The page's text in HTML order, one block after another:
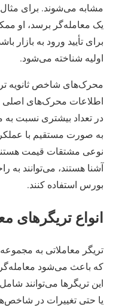
مشابه می‌شوند. برای
یک معامله‌گر برسد، او
برای تأیید ورود به
اولیه شناخته می‌شود.
محرک‌های شاخص ثانویه
اطلاعات محرک‌های اصلی
در تعداد بیشتری نسبت
به صورت مستقیم با
نوعی مشتقات قیمت
آشنا هستند، می‌توانند به
بورس استفاده کنند.
انواع تریگرهای
تریگر معاملاتی به
که باعث می‌شود
این تریگرها می‌توانند
یا حتی تغییرات در